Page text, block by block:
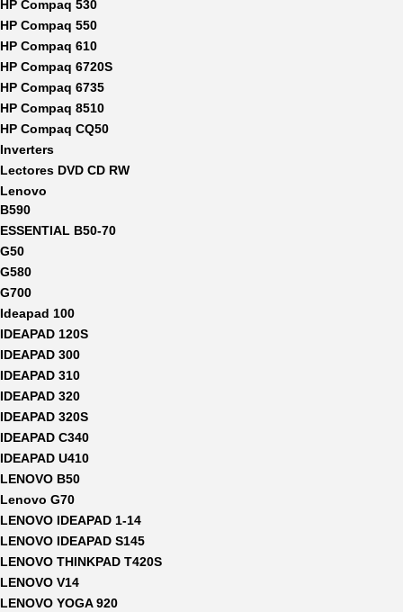
HP Compaq 530
HP Compaq 550
HP Compaq 610
HP Compaq 6720S
HP Compaq 6735
HP Compaq 8510
HP Compaq CQ50
Inverters
Lectores DVD CD RW
Lenovo
B590
ESSENTIAL B50-70
G50
G580
G700
Ideapad 100
IDEAPAD 120S
IDEAPAD 300
IDEAPAD 310
IDEAPAD 320
IDEAPAD 320S
IDEAPAD C340
IDEAPAD U410
LENOVO B50
Lenovo G70
LENOVO IDEAPAD 1-14
LENOVO IDEAPAD S145
LENOVO THINKPAD T420S
LENOVO V14
LENOVO YOGA 920